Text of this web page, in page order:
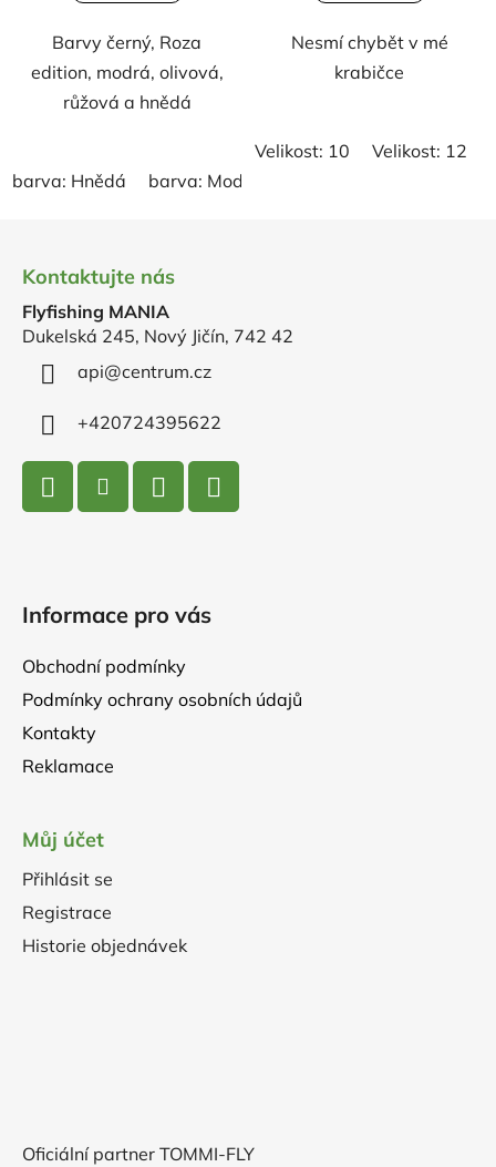
Barvy černý, Roza
edition, modrá, olivová,
růžová a hnědá
barva: Hnědá barva: Modrá
Nesmí chybět v mé
krabičce
Velikost: 10 Velikost: 12
Kontaktujte nás
Flyfishing MANIA
Dukelská 245, Nový Jičín, 742 42
api@centrum.cz
+420724395622
Informace pro vás
Obchodní podmínky
Podmínky ochrany osobních údajů
Kontakty
Reklamace
Můj účet
Přihlásit se
Registrace
Historie objednávek
Oficiální partner TOMMI-FLY